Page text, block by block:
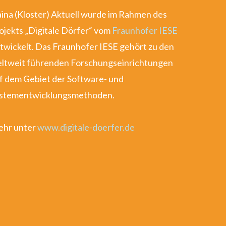
(Kloster) Aktuell wurde im Rahmen des
„Digitale Dörfer“ vom Fraunhofer IESE
Das Fraunhofer IESE gehört zu den
führenden Forschungseinrichtungen
dem Gebiet der Software- und
unterwww.digitale-doerfer.de